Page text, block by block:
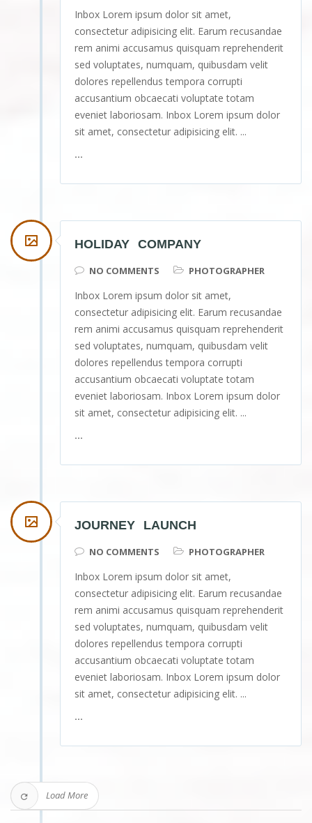
Inbox Lorem ipsum dolor sit amet,
consectetur adipisicing elit. Earum recusandae
rem animi accusamus quisquam reprehenderit
sed voluptates, numquam, quibusdam velit
dolores repellendus tempora corrupti
accusantium obcaecati voluptate totam
eveniet laboriosam. Inbox Lorem ipsum dolor
sit amet, consectetur adipisicing elit. ...
...
HOLIDAY COMPANY
NO COMMENTS PHOTOGRAPHER
Inbox Lorem ipsum dolor sit amet,
consectetur adipisicing elit. Earum recusandae
rem animi accusamus quisquam reprehenderit
sed voluptates, numquam, quibusdam velit
dolores repellendus tempora corrupti
accusantium obcaecati voluptate totam
eveniet laboriosam. Inbox Lorem ipsum dolor
sit amet, consectetur adipisicing elit. ...
...
JOURNEY LAUNCH
NO COMMENTS PHOTOGRAPHER
Inbox Lorem ipsum dolor sit amet,
consectetur adipisicing elit. Earum recusandae
rem animi accusamus quisquam reprehenderit
sed voluptates, numquam, quibusdam velit
dolores repellendus tempora corrupti
accusantium obcaecati voluptate totam
eveniet laboriosam. Inbox Lorem ipsum dolor
sit amet, consectetur adipisicing elit. ...
...
Load More